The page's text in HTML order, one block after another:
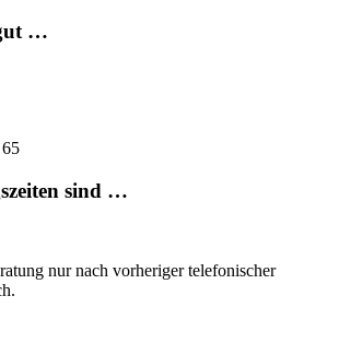
…
sind …
nur nach vorheriger telefonischer